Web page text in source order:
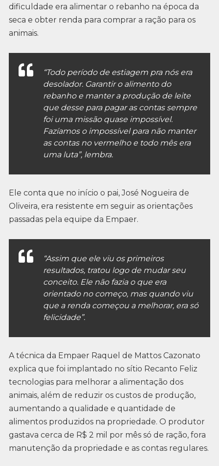
dificuldade era alimentar o rebanho na época da
seca e obter renda para comprar a ração para os
animais.
“Todo período de estiagem pra nós era
desolador. Garantir o alimento do
rebanho e manter a produção de leite
que desse para pagar as contas sempre
foi uma missão quase impossível.
Fazíamos o impossível para não manter
as contas no vermelho e todo mês era
uma luta”, lembra.
Ele conta que no início o pai, José Nogueira de
Oliveira, era resistente em seguir as orientações
passadas pela equipe da Empaer.
“Assim que ele viu os primeiros
resultados, tratou logo de mudar seu
conceito. Ele não fazia o que era
orientado no começo, mas quando viu
que a renda começou a melhorar, era só
felicidade”.
A técnica da Empaer Raquel de Mattos Cazonato
explica que foi implantado no sítio Recanto Feliz
tecnologias para melhorar a alimentação dos
animais, além de reduzir os custos de produção,
aumentando a qualidade e quantidade de
alimentos produzidos na propriedade. O produtor
gastava cerca de R$ 2 mil por mês só de ração, fora
manutenção da propriedade e as contas regulares.